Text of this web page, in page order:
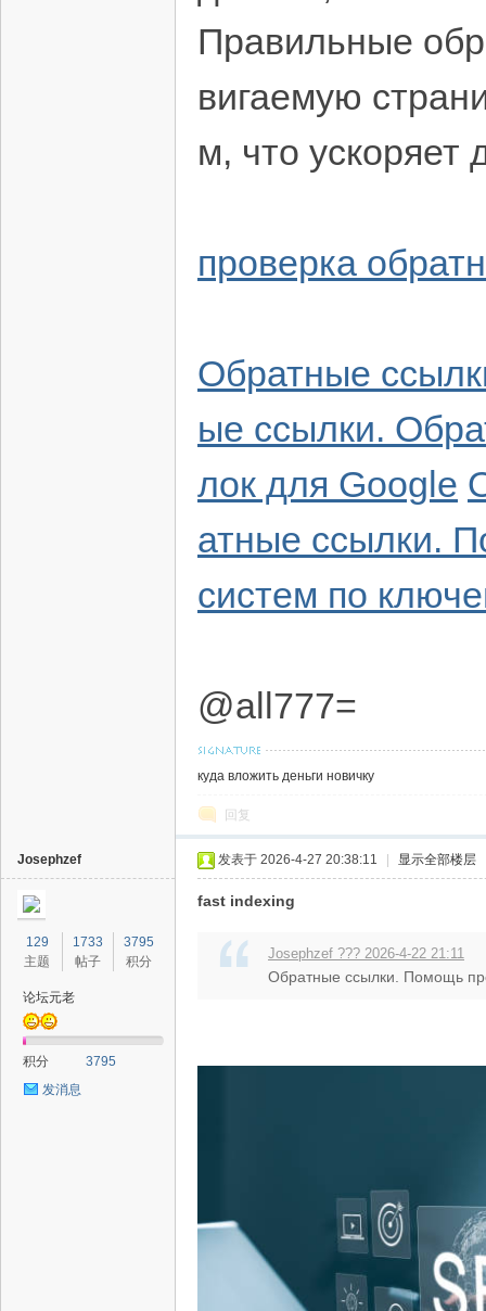
Правильные
вигаемую
м, что ускоряет
проверка
Обратные
ые ссылки.
лок для Google
атные ссылки.
систем по
@all777=
куда вложить деньги новичку
回复
Josephzef
129
主题
1733
帖子
3795
积分
论坛元老
积分
3795
发消息
发表于 2026-4-27 20:38:11 显示全部楼层
fast indexing
Josephzef ??? 2026-4-22 21:11
Обратные ссылки. Помощь